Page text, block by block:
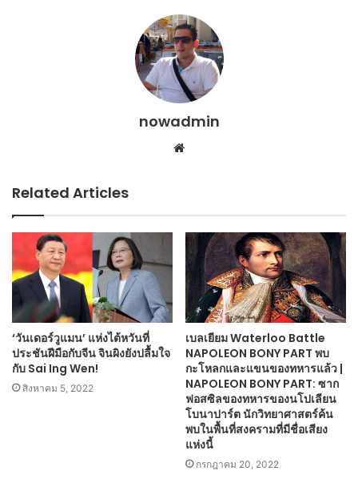
nowadmin
Website
Related Articles
‘วันเดอร์วูแมน’ แห่งไต้หวันที่
ประชันฝีมือกับจีน จินผิงยังปลื้มใจ
กับ Sai Ing Wen!
สิงหาคม 5, 2022
เบลเยียม Waterloo Battle
NAPOLEON BONY PART พบ
กะโหลกและแขนของทหารแล้ว |
NAPOLEON BONY PART: ซาก
ฟอสซิลของทหารของนโปเลียน
โบนาปาร์ต นักวิทยาศาสตร์ค้น
พบในพื้นที่สงครามที่มีชื่อเสียง
แห่งนี้
กรกฎาคม 20, 2022